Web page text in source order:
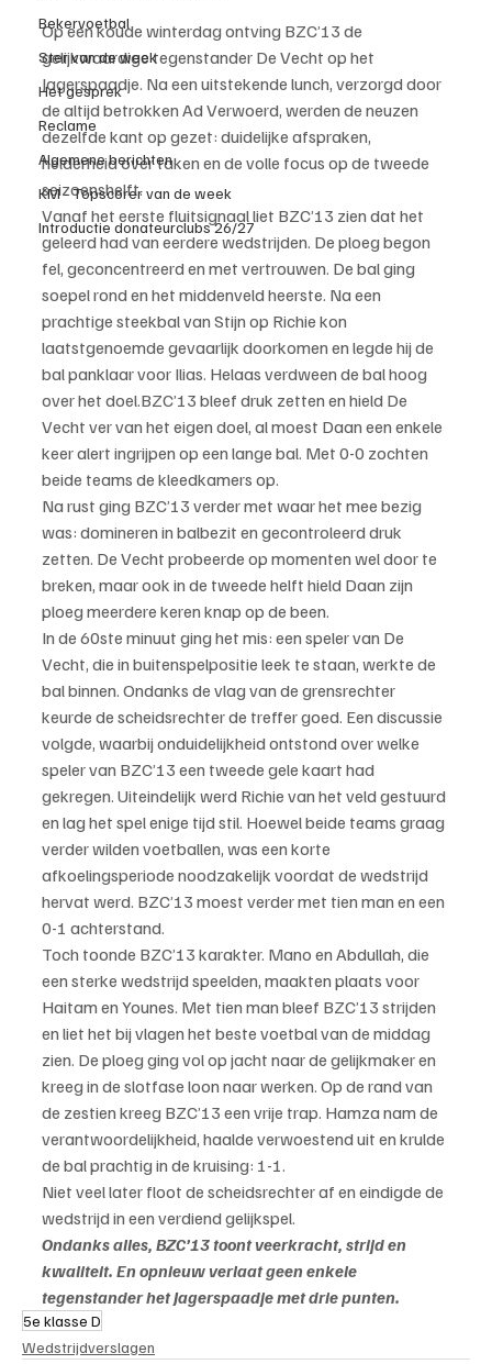
Bekervoetbal
Ster van de week
Het gesprek
Reclame
Algemene berichten
KM - Topscorer van de week
Introductie donateurclubs 26/27
Op een koude winterdag ontving BZC’13 de
gelijkwaardige tegenstander De Vecht op het
Jagerspaadje. Na een uitstekende lunch, verzorgd door
de altijd betrokken Ad Verwoerd, werden de neuzen
dezelfde kant op gezet: duidelijke afspraken,
helderheid over taken en de volle focus op de tweede
seizoenshelft.
Vanaf het eerste fluitsignaal liet BZC’13 zien dat het
geleerd had van eerdere wedstrijden. De ploeg begon
fel, geconcentreerd en met vertrouwen. De bal ging
soepel rond en het middenveld heerste. Na een
prachtige steekbal van Stijn op Richie kon
laatstgenoemde gevaarlijk doorkomen en legde hij de
bal panklaar voor Ilias. Helaas verdween de bal hoog
over het doel.BZC’13 bleef druk zetten en hield De
Vecht ver van het eigen doel, al moest Daan een enkele
keer alert ingrijpen op een lange bal. Met 0-0 zochten
beide teams de kleedkamers op.
Na rust ging BZC’13 verder met waar het mee bezig
was: domineren in balbezit en gecontroleerd druk
zetten. De Vecht probeerde op momenten wel door te
breken, maar ook in de tweede helft hield Daan zijn
ploeg meerdere keren knap op de been.
In de 60ste minuut ging het mis: een speler van De
Vecht, die in buitenspelpositie leek te staan, werkte de
bal binnen. Ondanks de vlag van de grensrechter
keurde de scheidsrechter de treffer goed. Een discussie
volgde, waarbij onduidelijkheid ontstond over welke
speler van BZC’13 een tweede gele kaart had
gekregen. Uiteindelijk werd Richie van het veld gestuurd
en lag het spel enige tijd stil. Hoewel beide teams graag
verder wilden voetballen, was een korte
afkoelingsperiode noodzakelijk voordat de wedstrijd
hervat werd. BZC’13 moest verder met tien man en een
0-1 achterstand.
Toch toonde BZC’13 karakter. Mano en Abdullah, die
een sterke wedstrijd speelden, maakten plaats voor
Haitam en Younes. Met tien man bleef BZC’13 strijden
en liet het bij vlagen het beste voetbal van de middag
zien. De ploeg ging vol op jacht naar de gelijkmaker en
kreeg in de slotfase loon naar werken. Op de rand van
de zestien kreeg BZC’13 een vrije trap. Hamza nam de
verantwoordelijkheid, haalde verwoestend uit en krulde
de bal prachtig in de kruising: 1-1.
Niet veel later floot de scheidsrechter af en eindigde de
wedstrijd in een verdiend gelijkspel.
Ondanks alles, BZC’13 toont veerkracht, strijd en
kwaliteit. En opnieuw verlaat geen enkele
tegenstander het Jagerspaadje met drie punten.
5e klasse D
Wedstrijdverslagen